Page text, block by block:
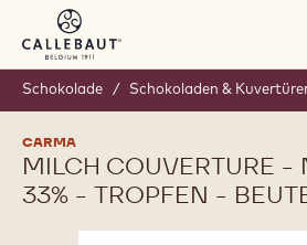
Skip to main content
Schokolade / Schokoladen &
CARMA
MILCH COUVERTURE -
33% - TROPFEN -